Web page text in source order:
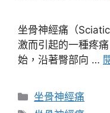
坐骨神經痛（
激而引起的一種疼
始，沿著臀部向 …
分
類
坐骨神經痛